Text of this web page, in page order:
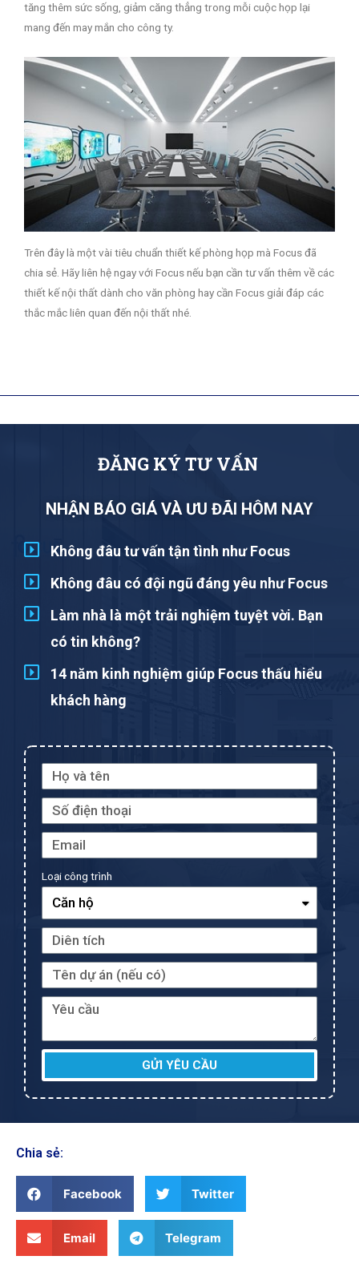
tăng thêm sức sống, giảm căng thẳng trong mỗi cuộc họp lại
mang đến may mắn cho công ty.
Trên đây là một vài tiêu chuẩn thiết kế phòng họp mà Focus đã
chia sẻ. Hãy liên hệ ngay với Focus nếu bạn cần tư vấn thêm về các
thiết kế nội thất dành cho văn phòng hay cần Focus giải đáp các
thắc mắc liên quan đến nội thất nhé.
ĐĂNG KÝ TƯ VẤN
NHẬN BÁO GIÁ VÀ ƯU ĐÃI HÔM NAY
Không đâu tư vấn tận tình như Focus
Không đâu có đội ngũ đáng yêu như Focus
Làm nhà là một trải nghiệm tuyệt vời. Bạn
có tin không?
14 năm kinh nghiệm giúp Focus thấu hiểu
khách hàng
Loại công trình
GỬI YÊU CẦU
Chia sẻ:
Facebook Twitter
Email Telegram